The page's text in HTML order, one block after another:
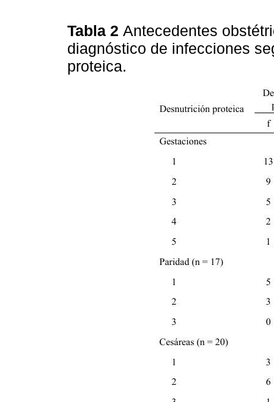
Tabla 2 Antecedentes
diagnóstico de infecciones
proteica.